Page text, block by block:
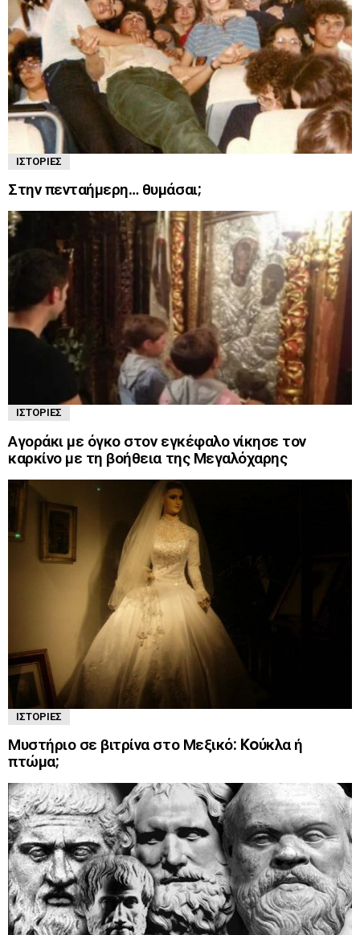
ΙΣΤΟΡΊΕΣ
Στην πενταήμερη… θυμάσαι;
ΙΣΤΟΡΊΕΣ
Αγοράκι με όγκο στον εγκέφαλο νίκησε τον
καρκίνο με τη βοήθεια της Μεγαλόχαρης
ΙΣΤΟΡΊΕΣ
Μυστήριο σε βιτρίνα στο Μεξικό: Koύκλα ή
πτώμα;